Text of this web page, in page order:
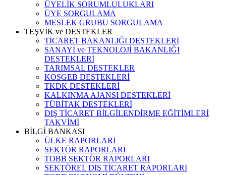
ÜYELİK SORUMLULUKLARI
ÜYE SORGULAMA
MESLEK GRUBU SORGULAMA
TEŞVİK ve DESTEKLER
TİCARET BAKANLIĞI DESTEKLERİ
SANAYİ ve TEKNOLOJİ BAKANLIĞI
DESTEKLERİ
TARIMSAL DESTEKLER
KOSGEB DESTEKLERİ
TKDK DESTEKLERİ
KALKINMA AJANSI DESTEKLERİ
TÜBİTAK DESTEKLERİ
DIŞ TİCARET BİLGİLENDİRME EĞİTİMLERİ
TAKVİMİ
BİLGİ BANKASI
ÜLKE RAPORLARI
SEKTÖR RAPORLARI
TOBB SEKTÖR RAPORLARI
SEKTÖREL DIŞ TİCARET RAPORLARI